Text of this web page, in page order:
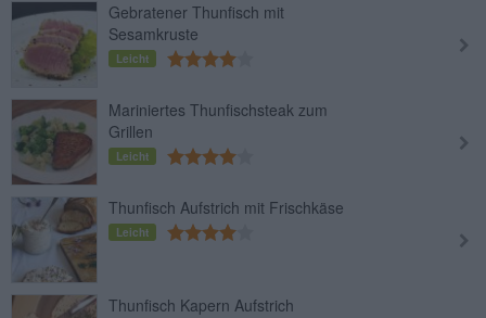
Gebratener Thunfisch mit
Sesamkruste
Leicht
Mariniertes Thunfischsteak zum
Grillen
Leicht
Thunfisch Aufstrich mit Frischkäse
Leicht
Thunfisch Kapern Aufstrich